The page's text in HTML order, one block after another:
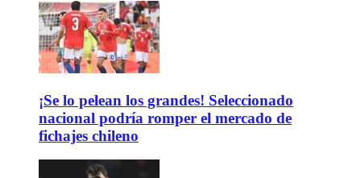
¡Se lo pelean los grandes! Seleccionado
nacional podría romper el mercado de
fichajes chileno